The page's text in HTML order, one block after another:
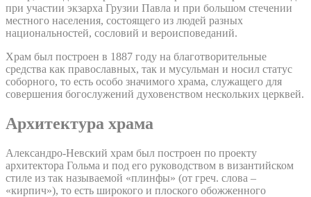
при участии экзарха Грузии Павла и при большом стечении
местного населения, состоящего из людей разных
национальностей, сословий и вероисповеданий.
Храм был построен в 1887 году на благотворительные
средства как православных, так и мусульман и носил статус
соборного, то есть особо значимого храма, служащего для
совершения богослужений духовенством нескольких церквей.
Архитектура храма
Александро-Невский храм был построен по проекту
архитектора Гольма и под его руководством в византийском
стиле из так называемой «плинфы» (от греч. слова –
«кирпич»), то есть широкого и плоского обожженного